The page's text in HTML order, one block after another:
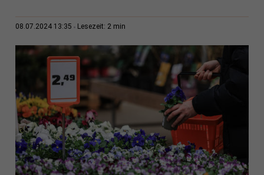
08.07.2024 13:35 Lesezeit: 2 min